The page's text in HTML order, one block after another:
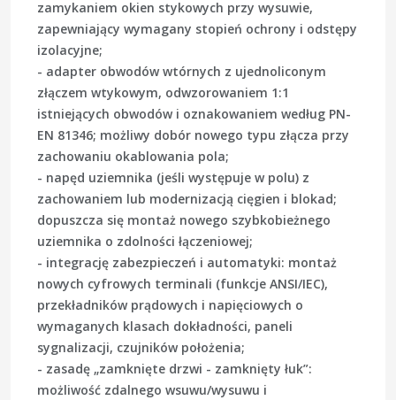
zamykaniem okien stykowych przy wysuwie,
zapewniający wymagany stopień ochrony i odstępy
izolacyjne;
- adapter obwodów wtórnych z ujednoliconym
złączem wtykowym, odwzorowaniem 1:1
istniejących obwodów i oznakowaniem według PN-
EN 81346; możliwy dobór nowego typu złącza przy
zachowaniu okablowania pola;
- napęd uziemnika (jeśli występuje w polu) z
zachowaniem lub modernizacją cięgien i blokad;
dopuszcza się montaż nowego szybkobieżnego
uziemnika o zdolności łączeniowej;
- integrację zabezpieczeń i automatyki: montaż
nowych cyfrowych terminali (funkcje ANSI/IEC),
przekładników prądowych i napięciowych o
wymaganych klasach dokładności, paneli
sygnalizacji, czujników położenia;
- zasadę „zamknięte drzwi - zamknięty łuk”:
możliwość zdalnego wsuwu/wysuwu i